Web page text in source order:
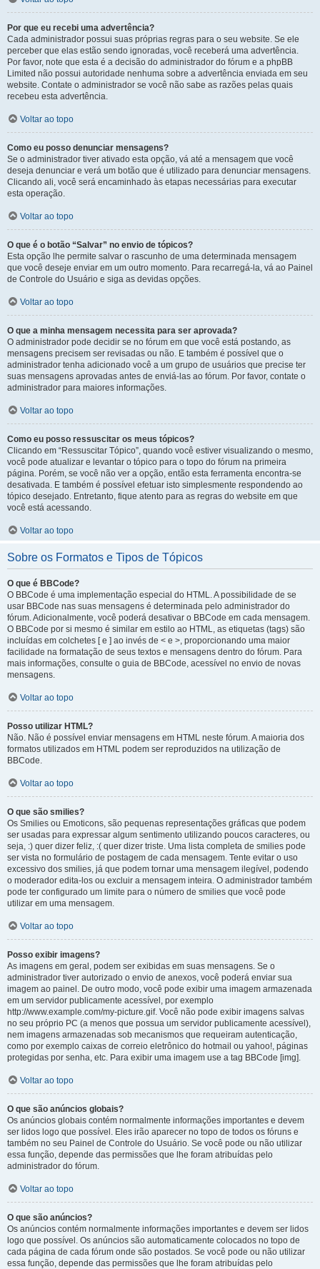
Por que eu recebi uma advertência?
Cada administrador possui suas próprias regras para o seu website. Se ele
perceber que elas estão sendo ignoradas, você receberá uma advertência.
Por favor, note que esta é a decisão do administrador do fórum e a phpBB
Limited não possui autoridade nenhuma sobre a advertência enviada em seu
website. Contate o administrador se você não sabe as razões pelas quais
recebeu esta advertência.
Voltar ao topo
Como eu posso denunciar mensagens?
Se o administrador tiver ativado esta opção, vá até a mensagem que você
deseja denunciar e verá um botão que é utilizado para denunciar mensagens.
Clicando ali, você será encaminhado às etapas necessárias para executar
esta operação.
Voltar ao topo
O que é o botão “Salvar” no envio de tópicos?
Esta opção lhe permite salvar o rascunho de uma determinada mensagem
que você deseje enviar em um outro momento. Para recarregá-la, vá ao Painel
de Controle do Usuário e siga as devidas opções.
Voltar ao topo
O que a minha mensagem necessita para ser aprovada?
O administrador pode decidir se no fórum em que você está postando, as
mensagens precisem ser revisadas ou não. E também é possível que o
administrador tenha adicionado você a um grupo de usuários que precise ter
suas mensagens aprovadas antes de enviá-las ao fórum. Por favor, contate o
administrador para maiores informações.
Voltar ao topo
Como eu posso ressuscitar os meus tópicos?
Clicando em “Ressuscitar Tópico”, quando você estiver visualizando o mesmo,
você pode atualizar e levantar o tópico para o topo do fórum na primeira
página. Porém, se você não ver a opção, então esta ferramenta encontra-se
desativada. E também é possível efetuar isto simplesmente respondendo ao
tópico desejado. Entretanto, fique atento para as regras do website em que
você está acessando.
Voltar ao topo
Sobre os Formatos e Tipos de Tópicos
O que é BBCode?
O BBCode é uma implementação especial do HTML. A possibilidade de se
usar BBCode nas suas mensagens é determinada pelo administrador do
fórum. Adicionalmente, você poderá desativar o BBCode em cada mensagem.
O BBCode por si mesmo é similar em estilo ao HTML, as etiquetas (tags) são
incluídas em colchetes [ e ] ao invés de < e >, proporcionando uma maior
facilidade na formatação de seus textos e mensagens dentro do fórum. Para
mais informações, consulte o guia de BBCode, acessível no envio de novas
mensagens.
Voltar ao topo
Posso utilizar HTML?
Não. Não é possível enviar mensagens em HTML neste fórum. A maioria dos
formatos utilizados em HTML podem ser reproduzidos na utilização de
BBCode.
Voltar ao topo
O que são smilies?
Os Smilies ou Emoticons, são pequenas representações gráficas que podem
ser usadas para expressar algum sentimento utilizando poucos caracteres, ou
seja, :) quer dizer feliz, :( quer dizer triste. Uma lista completa de smilies pode
ser vista no formulário de postagem de cada mensagem. Tente evitar o uso
excessivo dos smilies, já que podem tornar uma mensagem ilegível, podendo
o moderador edita-los ou excluir a mensagem inteira. O administrador também
pode ter configurado um limite para o número de smilies que você pode
utilizar em uma mensagem.
Voltar ao topo
Posso exibir imagens?
As imagens em geral, podem ser exibidas em suas mensagens. Se o
administrador tiver autorizado o envio de anexos, você poderá enviar sua
imagem ao painel. De outro modo, você pode exibir uma imagem armazenada
em um servidor publicamente acessível, por exemplo
http://www.example.com/my-picture.gif. Você não pode exibir imagens salvas
no seu próprio PC (a menos que possua um servidor publicamente acessível),
nem imagens armazenadas sob mecanismos que requeiram autenticação,
como por exemplo caixas de correio eletrônico do hotmail ou yahoo!, páginas
protegidas por senha, etc. Para exibir uma imagem use a tag BBCode [img].
Voltar ao topo
O que são anúncios globais?
Os anúncios globais contém normalmente informações importantes e devem
ser lidos logo que possível. Eles irão aparecer no topo de todos os fóruns e
também no seu Painel de Controle do Usuário. Se você pode ou não utilizar
essa função, depende das permissões que lhe foram atribuídas pelo
administrador do fórum.
Voltar ao topo
O que são anúncios?
Os anúncios contém normalmente informações importantes e devem ser lidos
logo que possível. Os anúncios são automaticamente colocados no topo de
cada página de cada fórum onde são postados. Se você pode ou não utilizar
essa função, depende das permissões que lhe foram atribuídas pelo